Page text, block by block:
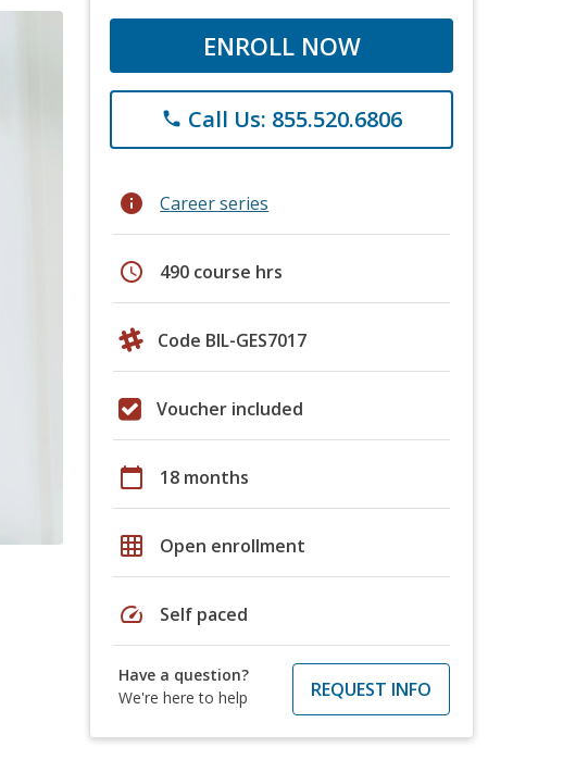
ENROLL NOW
phone Call Us: 855.520.6806
info Career series
schedule 490 course hrs
Code BIL-GES7017
Voucher included
calendar_today 18 months
grid_on Open enrollment
speed Self paced
Have a question?
We're here to help
REQUEST INFO